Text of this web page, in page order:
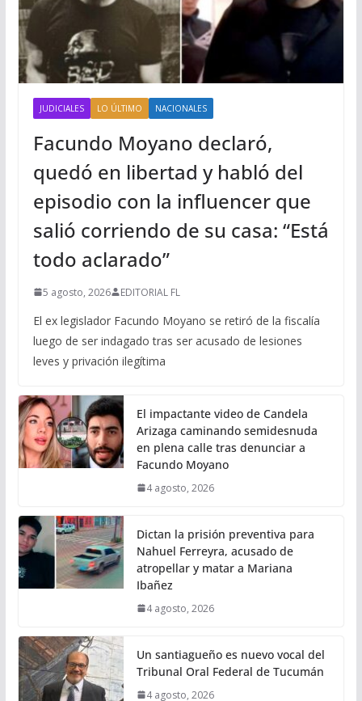
JUDICIALES LO ÚLTIMO NACIONALES
Facundo Moyano declaró,
quedó en libertad y habló del
episodio con la influencer que
salió corriendo de su casa: “Está
todo aclarado”
5 agosto, 2026 EDITORIAL FL
El ex legislador Facundo Moyano se retiró de la fiscalía
luego de ser indagado tras ser acusado de lesiones
leves y privación ilegítima
El impactante video de Candela
Arizaga caminando semidesnuda
en plena calle tras denunciar a
Facundo Moyano
4 agosto, 2026
Dictan la prisión preventiva para
Nahuel Ferreyra, acusado de
atropellar y matar a Mariana
Ibañez
4 agosto, 2026
Un santiagueño es nuevo vocal del
Tribunal Oral Federal de Tucumán
4 agosto, 2026